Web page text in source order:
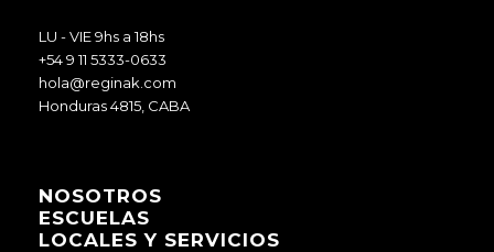
LU - VIE 9hs a 18hs
+54 9 11 5333-0633
hola@reginak.com
Honduras 4815, CABA
NOSOTROS
ESCUELAS
LOCALES Y SERVICIOS